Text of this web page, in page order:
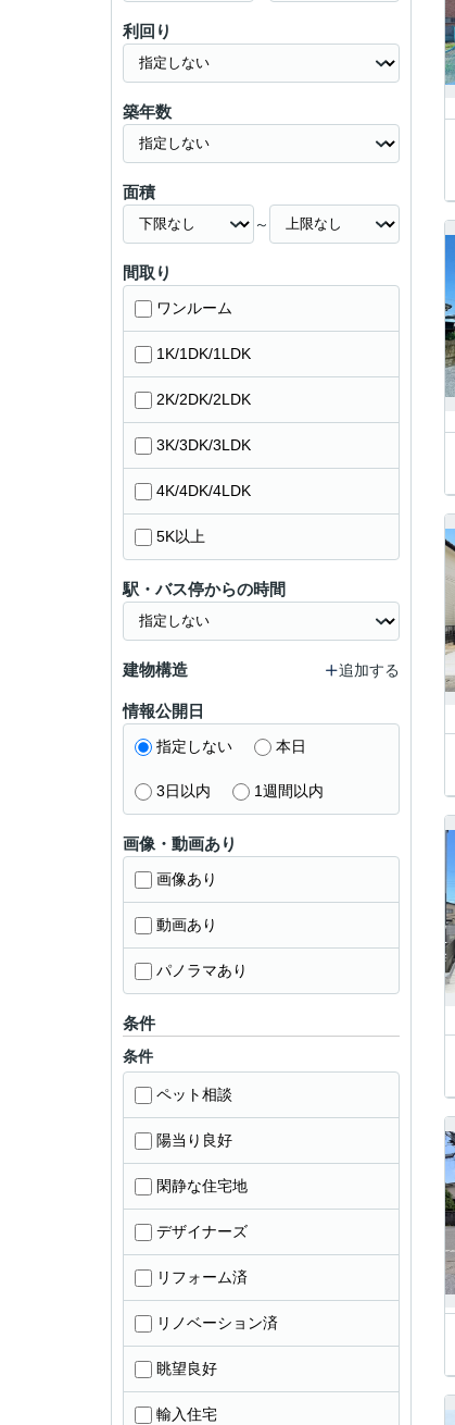
利回り
築年数
面積
～
間取り
ワンルーム
1K/1DK/1LDK
2K/2DK/2LDK
3K/3DK/3LDK
4K/4DK/4LDK
5K以上
駅・バス停からの時間
建物構造 追加する
情報公開日
指定しない 本日
3日以内 1週間以内
画像・動画あり
画像あり
動画あり
パノラマあり
条件
条件
ペット相談
陽当り良好
閑静な住宅地
デザイナーズ
リフォーム済
リノベーション済
眺望良好
輸入住宅